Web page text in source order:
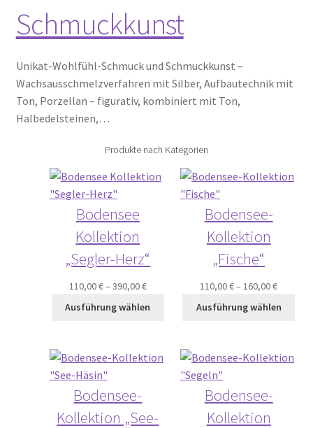
Schmuckkunst
Unikat-Wohlfühl-Schmuck und Schmuckkunst –
Wachsausschmelzverfahren mit Silber, Aufbautechnik mit
Ton, Porzellan – figurativ, kombiniert mit Ton,
Halbedelsteinen,…
Produkte nach Kategorien
Bodensee
Kollektion
„Segler-Herz“
110,00€– 390,00€
Ausführung wählen
Bodensee-
Kollektion
„Fische“
110,00€–160,00€
Ausführung wählen
Bodensee-
Kollektion „See-
Bodensee-
Kollektion